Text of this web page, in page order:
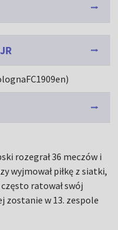
rozegrał 36 meczów i
wyjmował piłkę z siatki,
ratował swój
zostanie w 13. zespole